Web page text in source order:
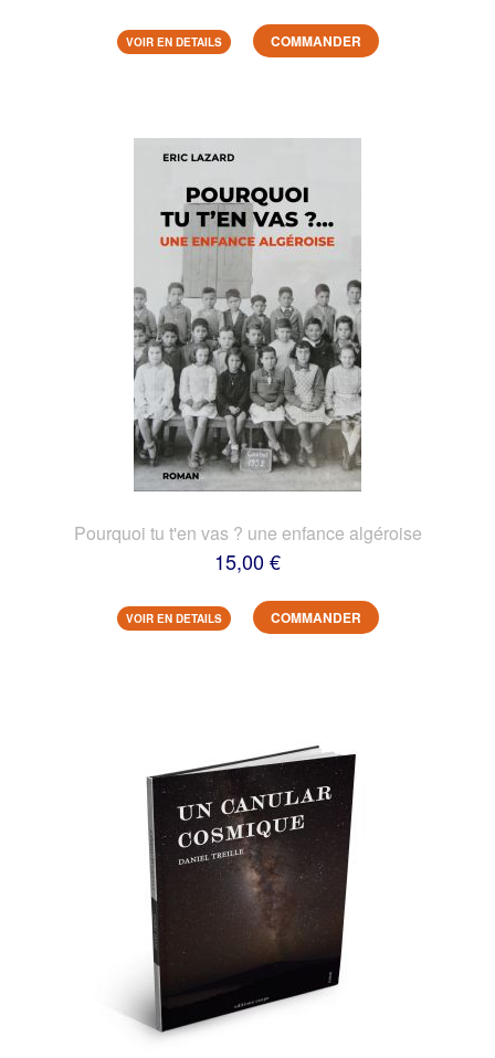
VOIR EN DETAILS COMMANDER
Pourquoi tu t'en vas ? une enfance algéroise
15,00 €
VOIR EN DETAILS COMMANDER